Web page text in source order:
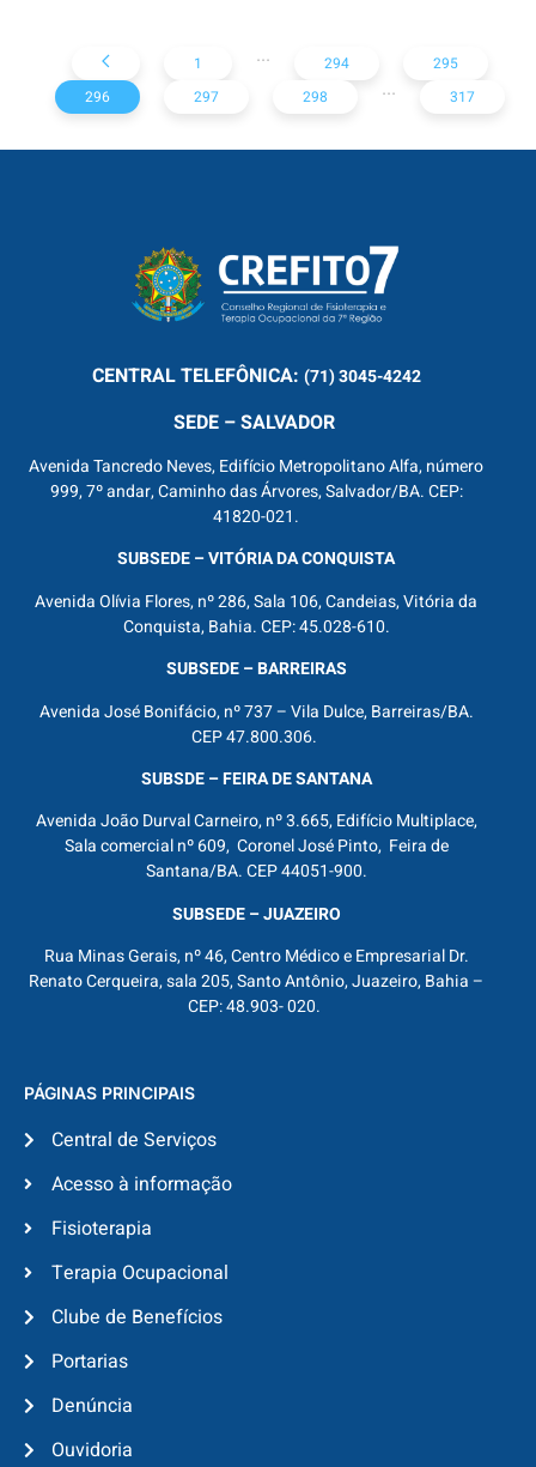
1 ... 294
295
296
297 298 ... 317
CENTRALTELEFÔNICA: (71) 3045-4242
SEDE – SALVADOR
Avenida Tancredo Neves, Edifício Metropolitano Alfa, número
999, 7º andar, Caminho das Árvores, Salvador/BA. CEP:
41820-021.
SUBSEDE – VITÓRIA DA CONQUISTA
Avenida Olívia Flores, nº 286, Sala 106, Candeias, Vitória da
Conquista, Bahia. CEP: 45.028-610.
SUBSEDE – BARREIRAS
Avenida José Bonifácio, nº 737 – Vila Dulce, Barreiras/BA.
CEP 47.800.306.
SUBSDE – FEIRA DE SANTANA
Avenida João Durval Carneiro, nº 3.665, Edifício Multiplace,
Sala comercial nº 609, Coronel José Pinto, Feira de
Santana/BA. CEP 44051-900.
SUBSEDE – JUAZEIRO
Rua Minas Gerais, nº 46, Centro Médico e Empresarial Dr.
Renato Cerqueira, sala 205, Santo Antônio, Juazeiro, Bahia –
CEP: 48.903- 020.
PÁGINAS PRINCIPAIS
Central de Serviços
Acesso à informação
Fisioterapia
Terapia Ocupacional
Clube de Benefícios
Portarias
Denúncia
Ouvidoria